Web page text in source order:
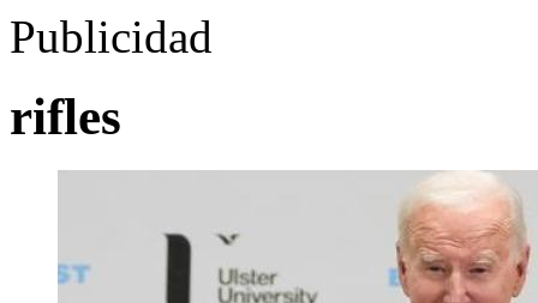
Publicidad
rifles